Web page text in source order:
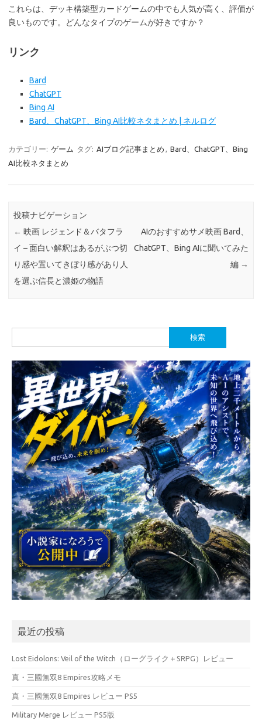
これらは、デッキ構築型カードゲームの中でも人気が高く、評価が
良いものです。どんなタイプのゲームが好きですか？
リンク
Bard
ChatGPT
Bing AI
Bard、ChatGPT、Bing AI比較ネタまとめ | ネルログ
カテゴリー: ゲーム タグ: AIブログ記事まとめ , Bard、ChatGPT、Bing
AI比較ネタまとめ
投稿ナビゲーション
← 映画 レジェンド＆バタフラ
イ – 面白い解釈はあるがぶつ切
り感や置いてきぼり感があり人
を選ぶ信長と濃姫の物語
AIのおすすめサメ映画 Bard、
ChatGPT、Bing AIに聞いてみた
編 →
索:
最近の投稿
Lost Eidolons: Veil of the Witch（ローグライク＋SRPG）レビュー
真・三國無双8 Empires攻略メモ
真・三國無双8 Empires レビュー PS5
Military Merge レビュー PS5版